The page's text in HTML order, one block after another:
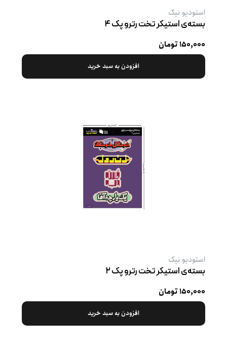
استودیو نیک
بسته‌ی استیکر تخت رترو پک ۴
۱۵۰,۰۰۰ تومان
افزودن به سبد خرید
استودیو نیک
بسته‌ی استیکر تخت رترو پک ۲
۱۵۰,۰۰۰ تومان
افزودن به سبد خرید